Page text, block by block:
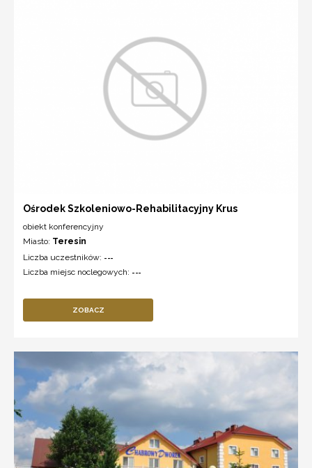
Ośrodek Szkoleniowo-Rehabilitacyjny Krus
obiekt konferencyjny
Miasto: Teresin
Liczba uczestników: ---
Liczba miejsc noclegowych: ---
ZOBACZ